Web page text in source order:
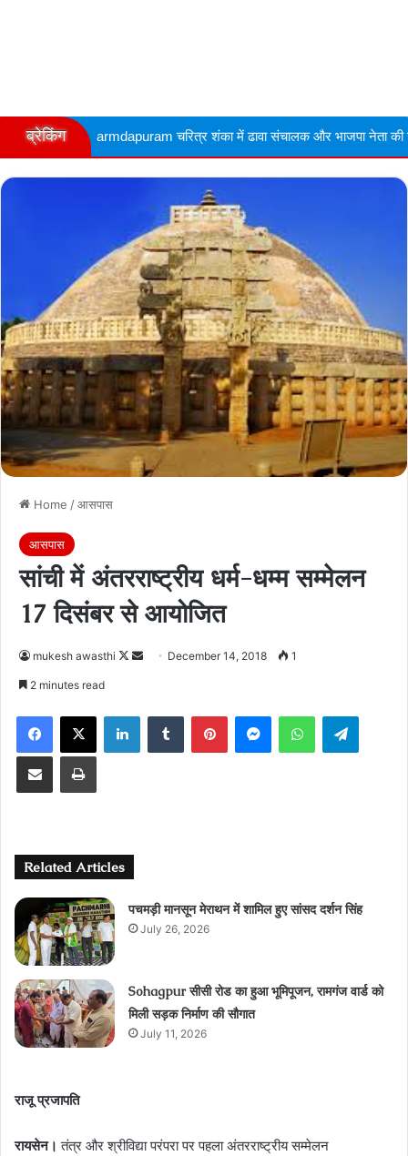
ब्रेकिंगचरित्र शंका में ढावा संचालक और भाजपा नेता की गोली मारकर हत्या
Home /आसपास
आसपास
सांची में अंतरराष्ट्रीय धर्म-धम्म सम्मेलन
17 दिसंबर से आयोजित
mukesh awasthi
Follow
Send December 14, 2018 1
2 minutes read
Facebook
X LinkedInTumblr PinterestMessengerWhatsApp
Share via Email Print
Related Articles
पचमड़ी मानसून मेराथन में शामिल हुए सांसद दर्शन सिंह
July 26, 2026
Sohagpur सीसी रोड का हुआ भूमिपूजन, रामगंज वार्ड को
मिली सड़क निर्माण की सौगात
July 11, 2026
राजू प्रजापति
रायसेन। तंत्र और श्रीविद्या परंपरा पर पहला अंतरराष्ट्रीय सम्मेलन